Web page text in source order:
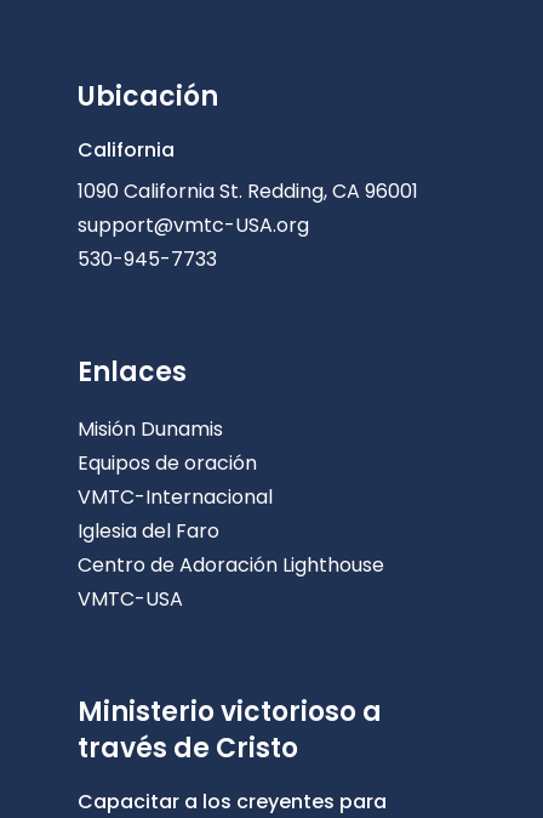
Ubicación
California
1090 California St. Redding, CA 96001
support@vmtc-USA.org
530-945-7733
Enlaces
Misión Dunamis
Equipos de oración
VMTC-Internacional
Iglesia del Faro
Centro de Adoración Lighthouse
VMTC-USA
Ministerio victorioso a
través de Cristo
Capacitar a los creyentes para